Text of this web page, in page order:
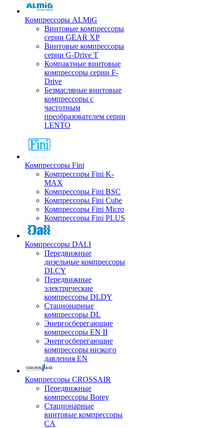
Компрессоры ALMiG
Винтовые компрессоры
серии GEAR XP
Винтовые компрессоры
серии G-Drive T
Компактные винтовые
компрессоры серии F-
Drive
Безмасляные винтовые
компрессоры с
частотным
преобразователем серии
LENTO
Компрессоры Fini
Компрессоры Fini K-
MAX
Компрессоры Fini BSC
Компрессоры Fini Cube
Компрессоры Fini Micro
Компрессоры Fini PLUS
Компрессоры DALI
Передвижные
дизельные компрессоры
DLCY
Передвижные
электрические
компрессоры DLDY
Стационарные
компрессоры DL
Энергосберегающие
компрессоры EN II
Энергосберегающие
компрессоры низкого
давления EN
Компрессоры CROSSAIR
Передвижные
компрессоры Borey
Стационарные
винтовые компрессоры
CA